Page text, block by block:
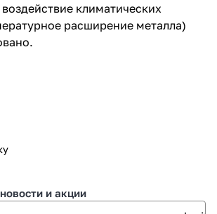
климатических
расширение металла)
и акции